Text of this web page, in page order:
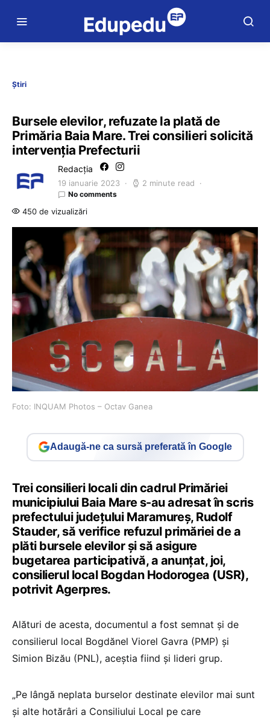
Știri
Bursele elevilor, refuzate la plată de
Primăria Baia Mare. Trei consilieri solicită
intervenția Prefecturii
Redacția
19 ianuarie 2023 2 minute read
No comments
450 de vizualizări
Foto: INQUAM Photos – Octav Ganea
Adaugă-ne ca sursă preferată în Google
Trei consilieri locali din cadrul Primăriei
municipiului Baia Mare s-au adresat în scris
prefectului judeţului Maramureş, Rudolf
Stauder, să verifice refuzul primăriei de a
plăti bursele elevilor şi să asigure
bugetarea participativă, a anunţat, joi,
consilierul local Bogdan Hodorogea (USR),
potrivit Agerpres.
Alături de acesta, documentul a fost semnat şi de
consilierul local Bogdănel Viorel Gavra (PMP) şi
Simion Bizău (PNL), aceştia fiind şi lideri grup.
„Pe lângă neplata burselor destinate elevilor mai sunt
şi alte hotărâri a Consiliului Local pe care